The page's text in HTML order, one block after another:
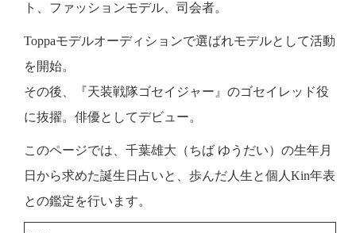
ト、ファッションモデル、司会者。
Toppaモデルオーディションで選ばれモデルとして活動
を開始。
その後、『天装戦隊ゴセイジャー』のゴセイレッド役
に抜擢。俳優としてデビュー。
このページでは、千葉雄大（ちば ゆうだい）の生年月
日から求めた誕生日占いと、歩んだ人生と個人Kin年表
との鑑定を行います。